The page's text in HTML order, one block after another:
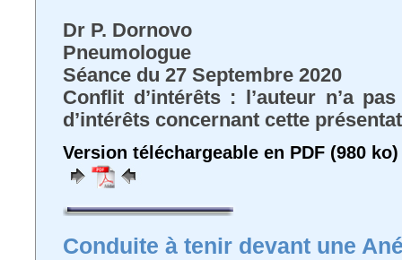
Dr P. Dornovo
Pneumologue
Séance du 27 Septembre 2020
Conflit d’intérêts : l’auteur n’a
d’intérêts concernant cette
Version téléchargeable en PDF (980 ko)
Conduite à tenir devant une